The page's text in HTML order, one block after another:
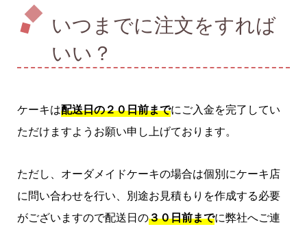
いつまでに注文をすれば
いい？
ケーキは配送日の２０日前までにご入金を完了してい
ただけますようお願い申し上げております。
ただし、オーダメイドケーキの場合は個別にケーキ店
に問い合わせを行い、別途お見積もりを作成する必要
がございますので配送日の３０日前までに弊社へご連